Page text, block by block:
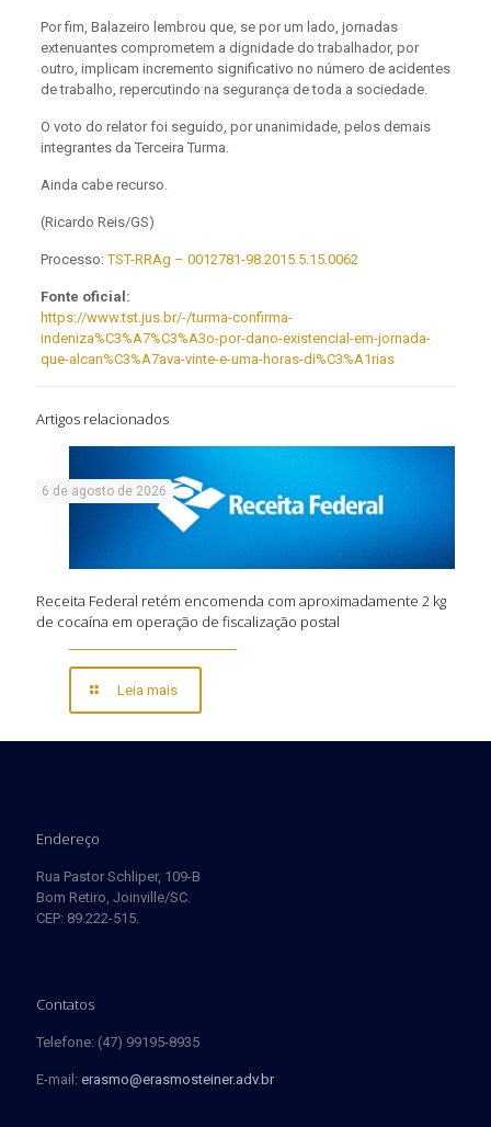
Por fim, Balazeiro lembrou que, se por um lado, jornadas
extenuantes comprometem a dignidade do trabalhador, por
outro, implicam incremento significativo no número de acidentes
de trabalho, repercutindo na segurança de toda a sociedade.
O voto do relator foi seguido, por unanimidade, pelos demais
integrantes da Terceira Turma.
Ainda cabe recurso.
(Ricardo Reis/GS)
Processo:TST-RRAg – 0012781-98.2015.5.15.0062
Fonte oficial:
https://www.tst.jus.br/-/turma-confirma-
indeniza%C3%A7%C3%A3o-por-dano-existencial-em-jornada-
que-alcan%C3%A7ava-vinte-e-uma-horas-di%C3%A1rias
Artigos relacionados
6 de agosto de 2026
Receita Federal retém encomenda com aproximadamente 2 kg
de cocaína em operação de fiscalização postal
Leia mais
Endereço
Rua Pastor Schliper, 109-B
Bom Retiro, Joinville/SC.
CEP: 89.222-515.
Contatos
Telefone: (47) 99195-8935
E-mail: erasmo@erasmosteiner.adv.br